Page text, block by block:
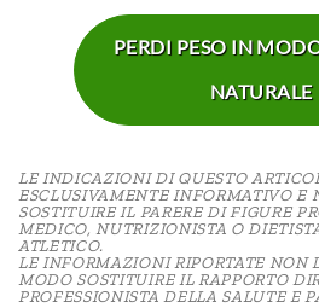
PERDI PESO IN
NATURALE
LE INDICAZIONI DI QUESTO
ESCLUSIVAMENTE INFORMATIVO E
SOSTITUIRE IL PARERE DI FIGURE
MEDICO, NUTRIZIONISTA O
ATLETICO.
LE INFORMAZIONI RIPORTATE NON
MODO SOSTITUIRE IL RAPPORTO
PROFESSIONISTA DELLA SALUTE E